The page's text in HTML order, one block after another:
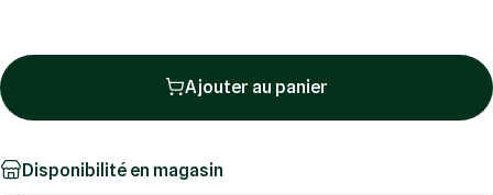
Ajouter au panier
Disponibilité en magasin